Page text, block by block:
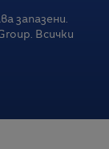
запазени.
Всички